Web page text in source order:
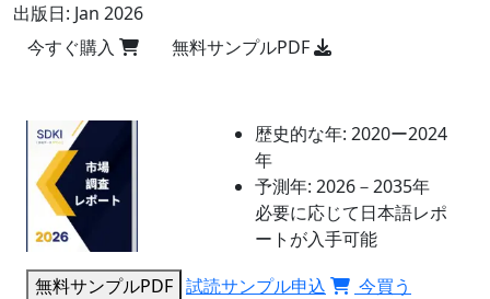
出版日: Jan 2026
今すぐ購入
無料サンプルPDF
歴史的な年: 2020ー2024
年
予測年: 2026－2035年
必要に応じて日本語レポ
ートが入手可能
無料サンプルPDF 試読サンプル申込 今買う